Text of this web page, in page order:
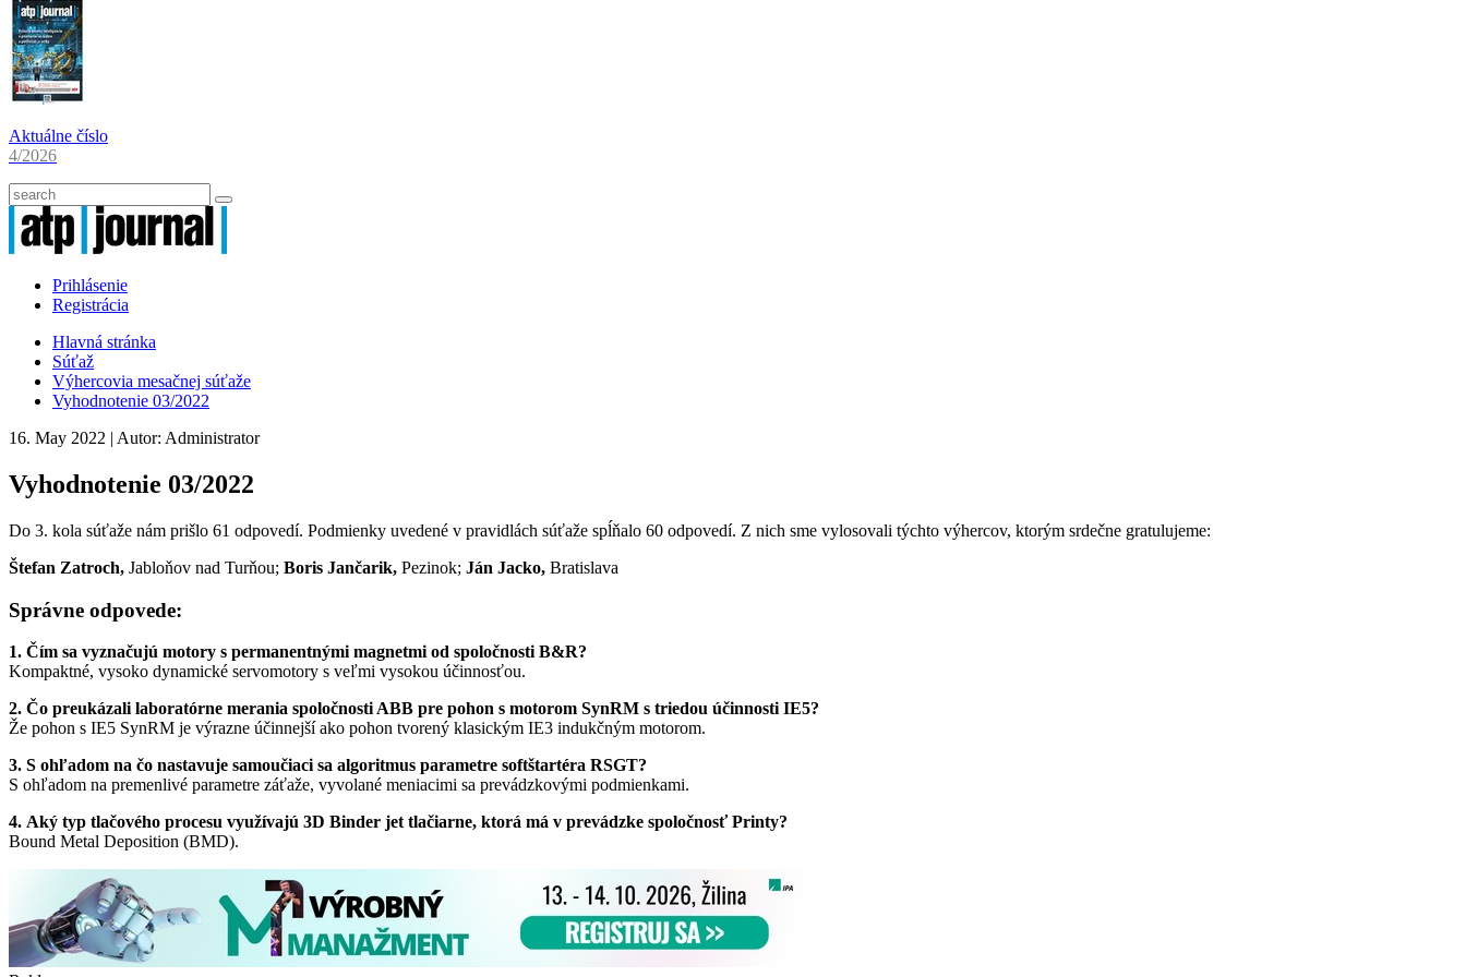
Aktuálne číslo
4/2026
Prihlásenie
Registrácia
Hlavná stránka
Súťaž
Výhercovia mesačnej súťaže
Vyhodnotenie 03/2022
16. May 2022 | Autor: Administrator
Vyhodnotenie 03/2022
Do 3. kola súťaže nám prišlo 61 odpovedí. Podmienky uvedené v pravidlách súťaže spĺňalo 60 odpovedí. Z nich sme vylosovali týchto výhercov, ktorým srdečne gratulujeme:
Štefan Zatroch, Jabloňov nad Turňou; Boris Jančarik, Pezinok; Ján Jacko, Bratislava
Správne odpovede:
1. Čím sa vyznačujú motory s permanentnými magnetmi od spoločnosti B&R?
Kompaktné, vysoko dynamické servomotory s veľmi vysokou účinnosťou.
2. Čo preukázali laboratórne merania spoločnosti ABB pre pohon s motorom SynRM s triedou účinnosti IE5?
Že pohon s IE5 SynRM je výrazne účinnejší ako pohon tvorený klasickým IE3 indukčným motorom.
3. S ohľadom na čo nastavuje samoučiaci sa algoritmus parametre softštartéra RSGT?
S ohľadom na premenlivé parametre záťaže, vyvolané meniacimi sa prevádzkovými podmienkami.
4. Aký typ tlačového procesu využívajú 3D Binder jet tlačiarne, ktorá má v prevádzke spoločnosť Printy?
Bound Metal Deposition (BMD).